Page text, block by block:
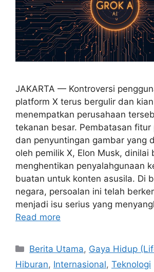
JAKARTA — Kontroversi
platform X terus bergulir dan kian
menempatkan perusahaan
tekanan besar. Pembatasan fitur
dan penyuntingan gambar yang
oleh pemilik X, Elon Musk, dinilai
menghentikan penyalahgunaan
buatan untuk konten asusila. Di
negara, persoalan ini telah
menjadi isu serius yang
Read more
C
a
Berita Utama, Gaya Hidup
Hiburan, Internasional, Teknologi